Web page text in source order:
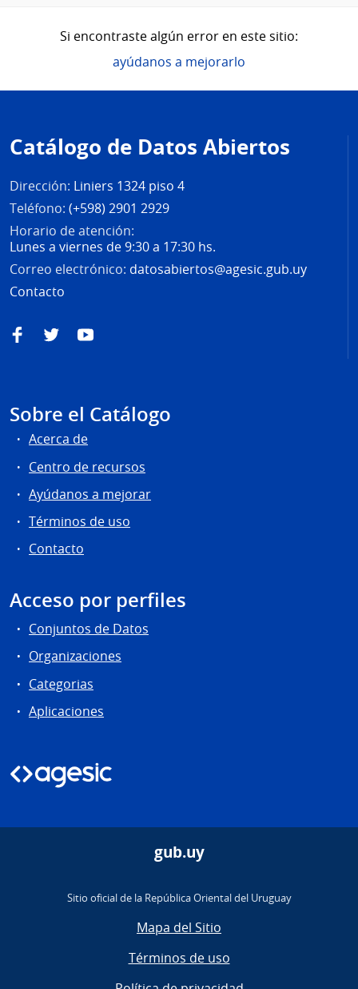
Si encontraste algún error en este sitio:
ayúdanos a mejorarlo
de
página
Catálogo de Datos Abiertos
Dirección: Liniers 1324 piso 4
Teléfono: (+598) 2901 2929
Horario de atención:
Lunes a viernes de 9:30 a 17:30 hs.
Correo electrónico: datosabiertos@agesic.gub.uy
Contacto
FacebookTwitterYouTube
Sobre el Catálogo
Acerca de
Centro de recursos
Ayúdanos a mejorar
Términos de uso
Contacto
Acceso por perfiles
Conjuntos de Datos
Organizaciones
Categorias
Aplicaciones
gub.uy
Sitio oficial de la República Oriental del Uruguay
Mapa del Sitio
Términos de uso